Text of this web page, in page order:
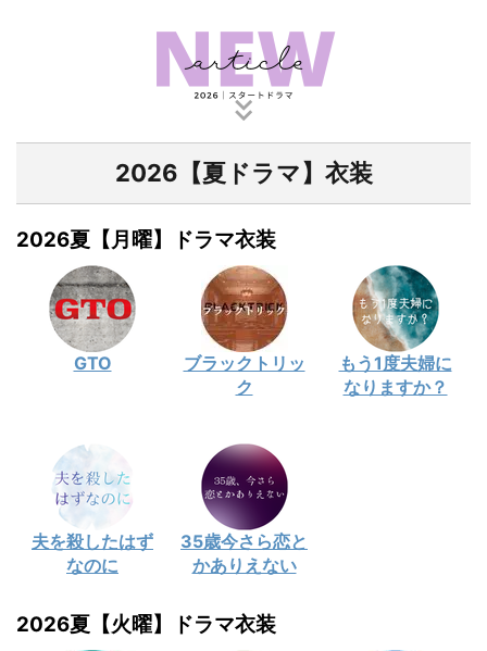
2026【夏ドラマ】衣装
2026夏【月曜】ドラマ衣装
GTO
ブラックトリッ
ク
もう1度夫婦に
なりますか？
夫を殺したはず
なのに
35歳今さら恋と
かありえない
2026夏【火曜】ドラマ衣装